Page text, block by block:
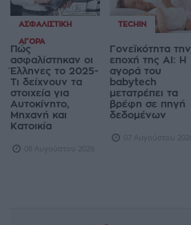
ΑΣΦΑΛΙΣΤΙΚΉ
ΑΓΟΡΆ
Πώς
ασφαλίστηκαν οι
Έλληνες το 2025-
Τι δείχνουν τα
στοιχεία για
Αυτοκίνητο,
Μηχανή και
Κατοικία
08 Αυγούστου 2026
TECHIN
Γονεϊκότητα την
εποχή της AI: Η
αγορά του
babytech
μετατρέπει τα
βρέφη σε πηγή
δεδομένων
07 Αυγούστου 2026